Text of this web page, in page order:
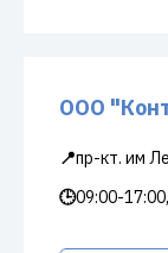
ООО
📍пр-кт. им
🕒09:00-